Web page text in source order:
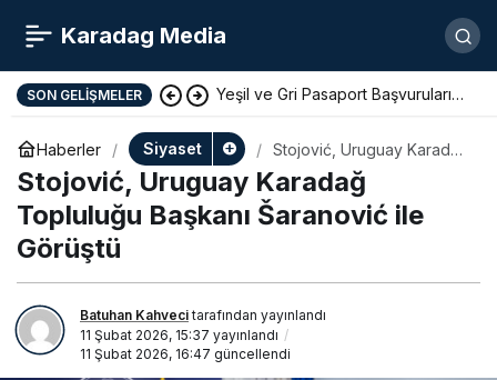
Karadag Media
SON GELIŞMELER Yeşil ve Gri Pasaport Başvuruları
Dijital Ortama Taşındı
Haberler Siyaset
Stojović, Uruguay Karadağ
Topluluğu Başkanı
Šaranović ile Görüştü
Stojović, Uruguay Karadağ
Topluluğu Başkanı Šaranović ile
Görüştü
Batuhan Kahvecitarafından yayınlandı
11 Şubat 2026, 15:37 yayınlandı
11 Şubat 2026, 16:47 güncellendi